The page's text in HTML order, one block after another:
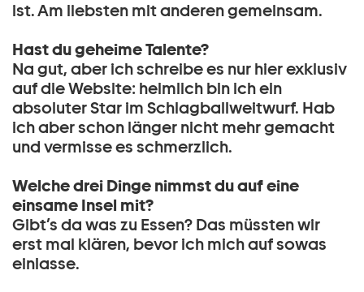
ist. Am liebsten mit anderen gemeinsam.
Hast du geheime Talente?
Na gut, aber ich schreibe es nur hier exklusiv
auf die Website: heimlich bin ich ein
absoluter Star im Schlagballweitwurf. Hab
ich aber schon länger nicht mehr gemacht
und vermisse es schmerzlich.
Welche drei Dinge nimmst du auf eine
einsame Insel mit?
Gibt’s da was zu Essen? Das müssten wir
erst mal klären, bevor ich mich auf sowas
einlasse.